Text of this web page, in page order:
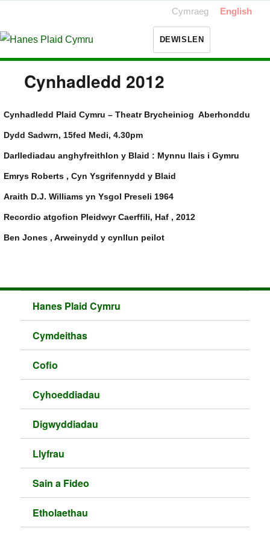
Cymraeg English
DEWISLEN
Cynhadledd 2012
Cynhadledd Plaid Cymru – Theatr Brycheiniog Aberhonddu
Dydd Sadwrn, 15fed Medi, 4.30pm
Darllediadau anghyfreithlon y Blaid : Mynnu llais i Gymru
Emrys Roberts , Cyn Ysgrifennydd y Blaid
Araith D.J. Williams yn Ysgol Preseli 1964
Recordio atgofion Pleidwyr Caerffili, Haf , 2012
Ben Jones , Arweinydd y cynllun peilot
Hanes Plaid Cymru
Cymdeithas
Cofio
Cyhoeddiadau
Digwyddiadau
Llyfrau
Sain a Fideo
Etholaethau